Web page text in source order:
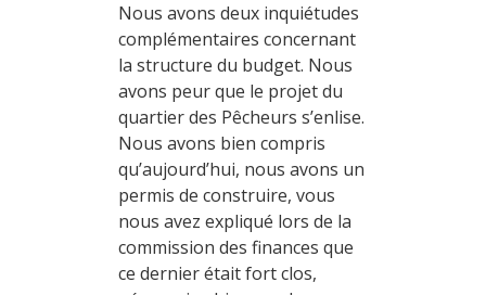
Nous avons deux inquiétudes
complémentaires concernant
la structure du budget. Nous
avons peur que le projet du
quartier des Pêcheurs s’enlise.
Nous avons bien compris
qu’aujourd’hui, nous avons un
permis de construire, vous
nous avez expliqué lors de la
commission des finances que
ce dernier était fort clos,